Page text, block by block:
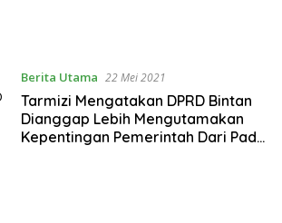
Berita Utama 22 Mei 2021
Tarmizi Mengatakan DPRD Bintan
Dianggap Lebih Mengutamakan
Kepentingan Pemerintah Dari Pada